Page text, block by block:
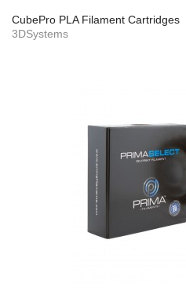
CubePro PLA Filament Cartridges
3DSystems